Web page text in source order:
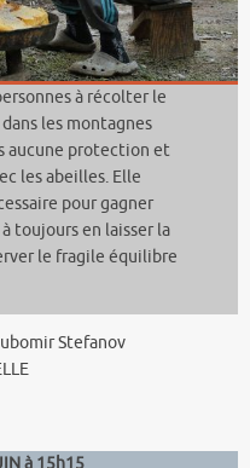
à récolter le
les montagnes
aucune protection et
les abeilles. Elle
pour gagner
toujours en laisser la
le fragile équilibre
Stefanov
à 15h15